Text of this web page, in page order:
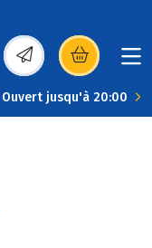
(s’ouvre dans une
Ouvert jusqu'à 20:00